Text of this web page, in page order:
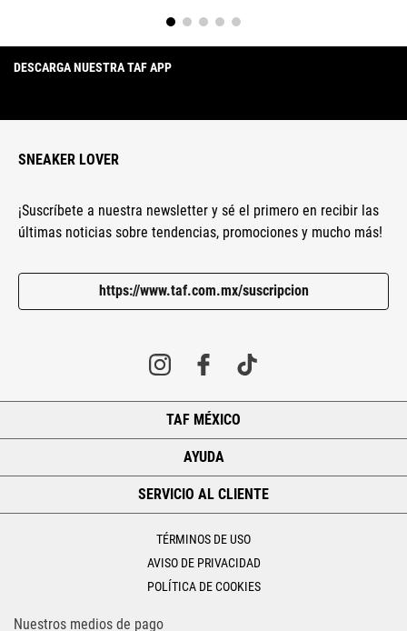
DESCARGA NUESTRA TAF APP
SNEAKER LOVER
¡Suscríbete a nuestra newsletter y sé el primero en recibir las
últimas noticias sobre tendencias, promociones y mucho más!
https://www.taf.com.mx/suscripcion
TAF MÉXICO
AYUDA
SERVICIO AL CLIENTE
TÉRMINOS DE USO
AVISO DE PRIVACIDAD
POLÍTICA DE COOKIES
Nuestros medios de pago